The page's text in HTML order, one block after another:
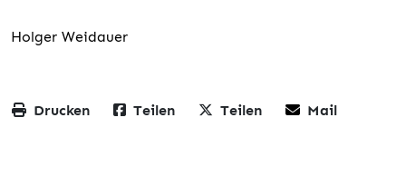
Holger Weidauer
Drucken Teilen Teilen Mail